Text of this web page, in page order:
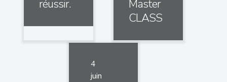
réussir.
Master
CLASS
4
juin